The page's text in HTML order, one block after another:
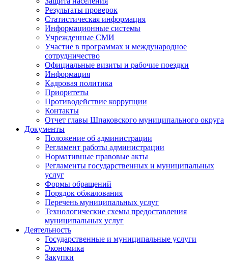
Результаты проверок
Статистическая информация
Информационные системы
Учрежденные СМИ
Участие в программах и международное
сотрудничество
Официальные визиты и рабочие поездки
Информация
Кадровая политика
Приоритеты
Противодействие коррупции
Контакты
Отчет главы Шпаковского муниципального округа
Документы
Положение об администрации
Регламент работы администрации
Нормативные правовые акты
Регламенты государственных и муниципальных
услуг
Формы обращений
Порядок обжалования
Перечень муниципальных услуг
Технологические схемы предоставления
муниципальных услуг
Деятельность
Государственные и муниципальные услуги
Экономика
Закупки